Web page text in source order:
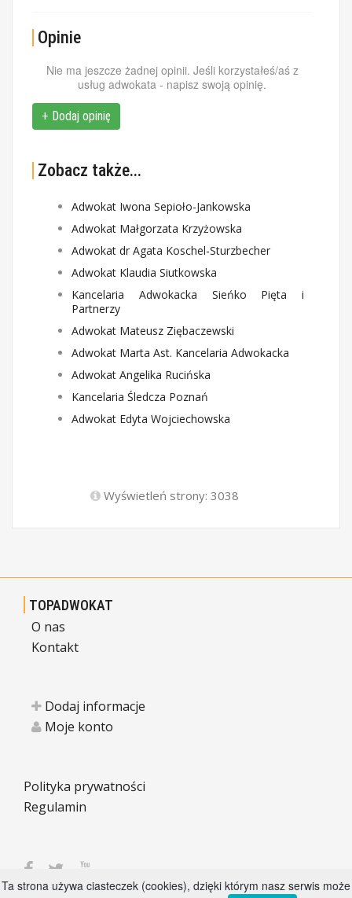
Opinie
Nie ma jeszcze żadnej opinii. Jeśli korzystałeś/aś z
usług adwokata - napisz swoją opinię.
+ Dodaj opinię
Zobacz także...
Adwokat Iwona Sepioło-Jankowska
Adwokat Małgorzata Krzyżowska
Adwokat dr Agata Koschel-Sturzbecher
Adwokat Klaudia Siutkowska
Kancelaria Adwokacka Sieńko Pięta i
Partnerzy
Adwokat Mateusz Ziębaczewski
Adwokat Marta Ast. Kancelaria Adwokacka
Adwokat Angelika Rucińska
Kancelaria Śledcza Poznań
Adwokat Edyta Wojciechowska
Wyświetleń strony: 3038
TOPADWOKAT
O nas
Kontakt
Dodaj informacje
Moje konto
Polityka prywatności
Regulamin
Ta strona używa ciasteczek (cookies), dzięki którym nasz serwis może